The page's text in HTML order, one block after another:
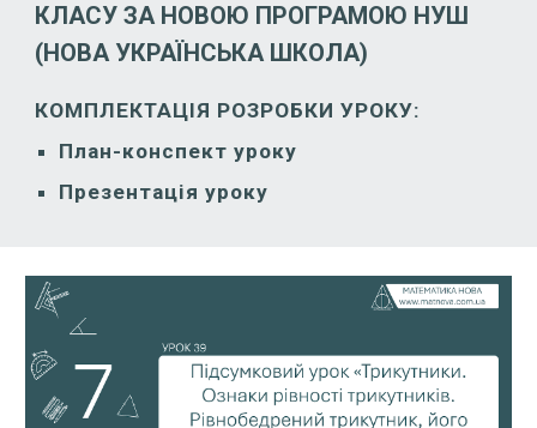
КЛАСУ ЗА НОВОЮ ПРОГРАМОЮ НУШ
(НОВА УКРАЇНСЬКА ШКОЛА)
КОМПЛЕКТАЦІЯ РОЗРОБКИ УРОКУ:
План-конспект уроку
Презентація уроку